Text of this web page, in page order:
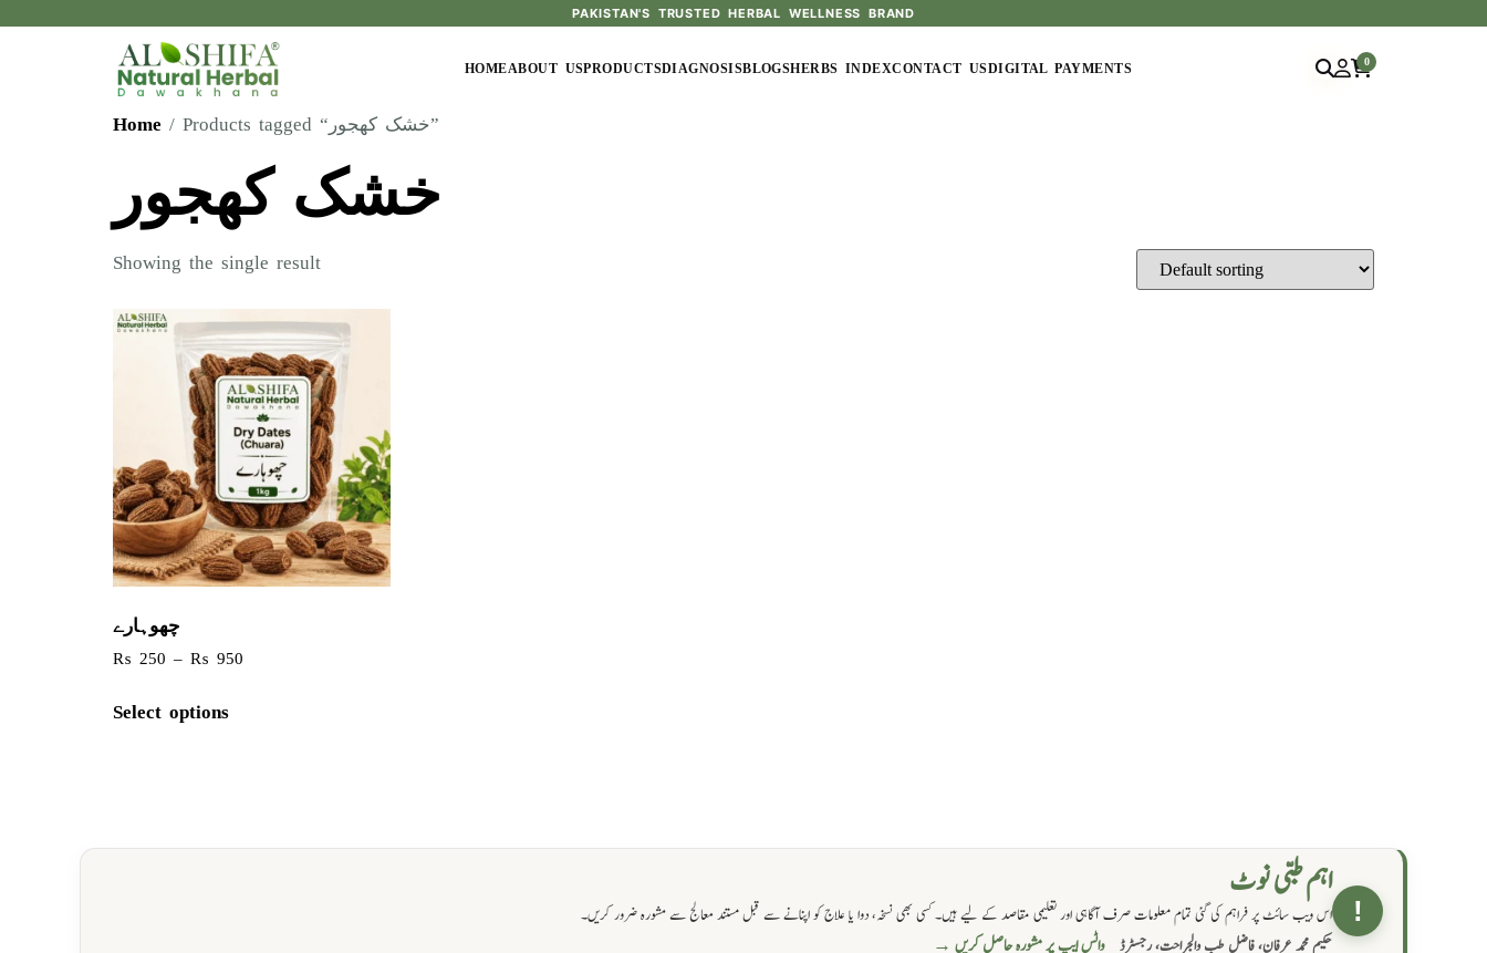
PAKISTAN'S TRUSTED HERBAL WELLNESS BRAND
HOMEABOUT USPRODUCTSDIAGNOSISBLOGSHERBS INDEXCONTACT USDIGITAL PAYMENTS
0
Home / Products tagged “خشک کھجور”
خشک کھجور
Showing the single result
چھوہارے
₨ 250 – ₨ 950
Select options
!
اہم طبی نوٹ
اس ویب سائٹ پر فراہم کی گئی تمام معلومات صرف آگاہی اور تعلیمی مقاصد کے لیے ہیں۔ کسی بھی نسخہ، دوا یا علاج کو اپنانے سے قبل مستند معالج سے مشورہ ضرور کریں۔
حکیم محمد عرفان، فاضل طب والجراحت، رجسٹرڈ واٹس ایپ پر مشورہ حاصل کریں →